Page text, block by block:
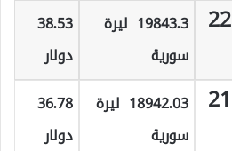
سعر الذهب عيار 22
19843.3 ليرة
سورية
38.53
دولار
سعر الذهب عيار 21
18942.03 ليرة
سورية
36.78
دولار